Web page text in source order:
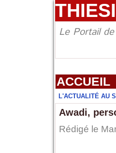
Le Portail
ACCUEIL
L'ACTUALITÉ AU
Awadi,
Rédigé le